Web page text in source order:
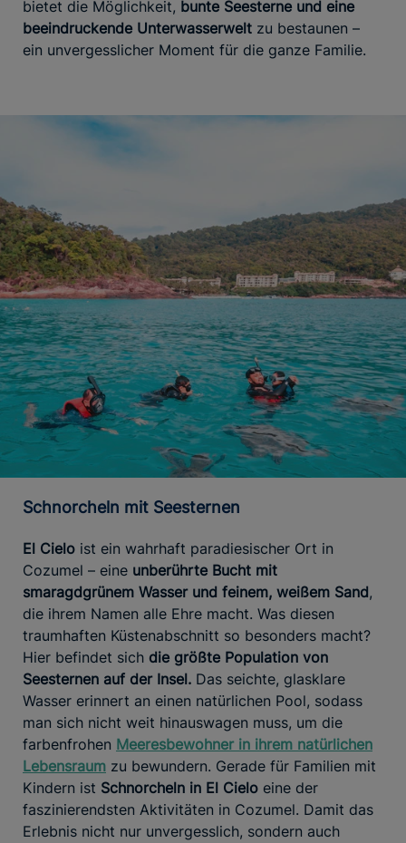
bietet die Möglichkeit, bunte Seesterne und eine
beeindruckende Unterwasserwelt zu bestaunen –
ein unvergesslicher Moment für die ganze Familie.
Schnorcheln mit Seesternen
El Cielo ist ein wahrhaft paradiesischer Ort in
Cozumel – eine unberührte Bucht mit
smaragdgrünem Wasser und feinem, weißem Sand,
die ihrem Namen alle Ehre macht. Was diesen
traumhaften Küstenabschnitt so besonders macht?
Hier befindet sich die größte Population von
Seesternen auf der Insel. Das seichte, glasklare
Wasser erinnert an einen natürlichen Pool, sodass
man sich nicht weit hinauswagen muss, um die
farbenfrohen Meeresbewohner in ihrem natürlichen
Lebensraum zu bewundern. Gerade für Familien mit
Kindern ist Schnorcheln in El Cielo eine der
faszinierendsten Aktivitäten in Cozumel. Damit das
Erlebnis nicht nur unvergesslich, sondern auch